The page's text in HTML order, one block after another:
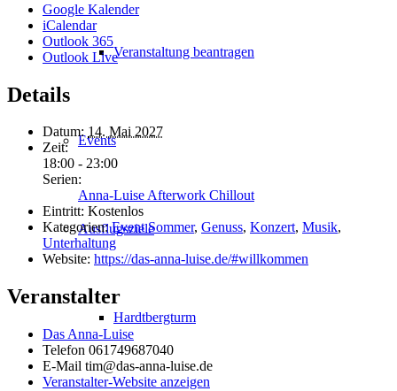
Veranstaltung beantragen
Events
Ausflugsziele
Hardtbergturm
Google Kalender
iCalendar
Outlook 365
Outlook Live
Details
Datum: 14. Mai 2027
Zeit:
18:00 - 23:00
Serien:
Anna-Luise Afterwork Chillout
Eintritt: Kostenlos
Kategorien: Event Sommer, Genuss, Konzert, Musik,
Unterhaltung
Website: https://das-anna-luise.de/#willkommen
Veranstalter
Das Anna-Luise
Telefon 061749687040
E-Mail tim@das-anna-luise.de
Veranstalter-Website anzeigen